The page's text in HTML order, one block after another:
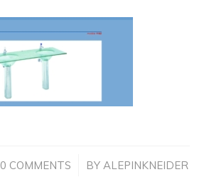
0 COMMENTS
/ BY ALEPINKNEIDER